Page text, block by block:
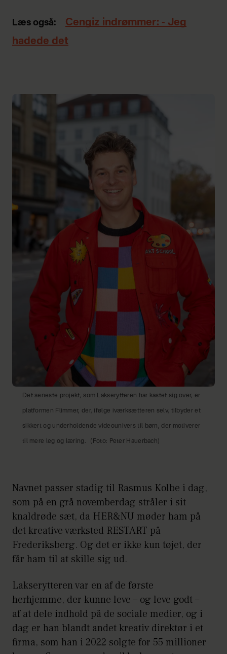
Læs også:
Cengiz indrømmer: - Jeg
hadede det
Det seneste projekt, som Lakserytteren har kastet sig over, er
platformen Flimmer, der, ifølge iværksætteren selv, tilbyder et
sikkert og underholdende videounivers til børn, der motiverer
til mere leg og læring. (Foto: Peter Hauerbach)
Navnet passer stadig til Rasmus Kolbe i dag,
som på en grå novemberdag stråler i sit
knaldrøde sæt, da HER&NU møder ham på
det kreative værksted RESTART på
Frederiksberg. Og det er ikke kun tøjet, der
får ham til at skille sig ud.
Lakserytteren var en af de første
herhjemme, der kunne leve – og leve godt –
af at dele indhold på de sociale medier, og i
dag er han blandt andet kreativ direktør i et
firma, som han i 2022 solgte for 55 millioner